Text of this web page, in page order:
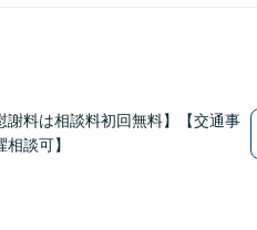
料は相談料初回無料】【交通事
談可】